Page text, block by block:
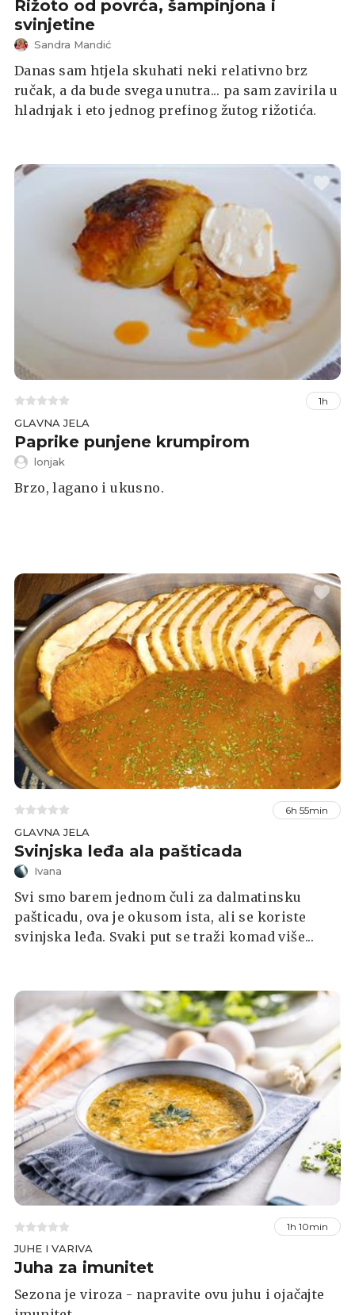
Rižoto od povrća, šampinjona i
svinjetine
Sandra Mandić
Danas sam htjela skuhati neki relativno brz
ručak, a da bude svega unutra... pa sam zavirila u
hladnjak i eto jednog prefinog žutog rižotića.
1h
GLAVNA JELA
Paprike punjene krumpirom
lonjak
Brzo, lagano i ukusno.
6h 55min
GLAVNA JELA
Svinjska leđa ala pašticada
Ivana
Svi smo barem jednom čuli za dalmatinsku
pašticadu, ova je okusom ista, ali se koriste
svinjska leđa. Svaki put se traži komad više...
1h 10min
JUHE I VARIVA
Juha za imunitet
Sezona je viroza - napravite ovu juhu i ojačajte